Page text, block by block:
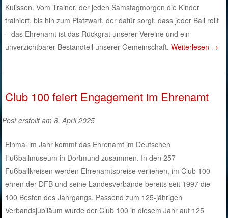
Kulissen. Vom Trainer, der jeden Samstagmorgen die Kinder
trainiert, bis hin zum Platzwart, der dafür sorgt, dass jeder Ball rollt
– das Ehrenamt ist das Rückgrat unserer Vereine und ein
unverzichtbarer Bestandteil unserer Gemeinschaft.Weiterlesen →
Club 100 feiert Engagement im Ehrenamt
Post erstellt am 8. April 2025
Einmal im Jahr kommt das Ehrenamt im Deutschen
Fußballmuseum in Dortmund zusammen. In den 257
Fußballkreisen werden Ehrenamtspreise verliehen, im Club 100
ehren der DFB und seine Landesverbände bereits seit 1997 die
100 Besten des Jahrgangs. Passend zum 125-jährigen
Verbandsjubiläum wurde der Club 100 in diesem Jahr auf 125